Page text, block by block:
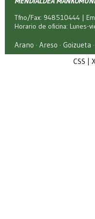
Tfno/Fax: 948510444 |
Horario de oficina: Lunes-
Arano · Areso ·
CSS